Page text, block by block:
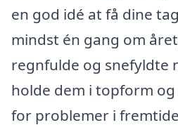
en god idé at få dine
mindst én gang om
regnfulde og snefyldte
holde dem i topform
for problemer i